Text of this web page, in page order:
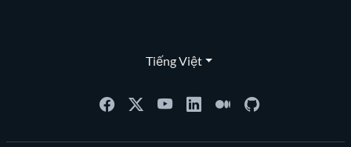
Tiếng Việt